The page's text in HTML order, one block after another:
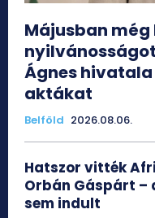
Májusban
Ágnes
aktákat
Belföld 2026.08.06.
Hatszor vitték
Orbán Gáspárt –
sem indult